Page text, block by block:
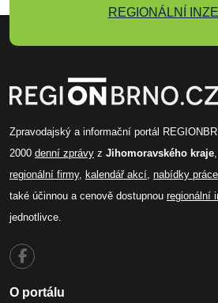
REGIONÁLNÍ
Zpravodajský a informační portál
2000 denní zprávy z Jihomoravského kraje
regionální firmy, kalendář akcí nabídky práce
také účinnou a cenově dostupnou regionální
jednotlivce.
O portálu